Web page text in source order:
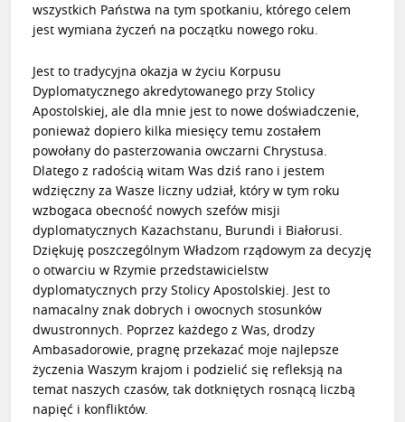
wszystkich Państwa na tym spotkaniu, którego celem
jest wymiana życzeń na początku nowego roku.
Jest to tradycyjna okazja w życiu Korpusu
Dyplomatycznego akredytowanego przy Stolicy
Apostolskiej, ale dla mnie jest to nowe doświadczenie,
ponieważ dopiero kilka miesięcy temu zostałem
powołany do pasterzowania owczarni Chrystusa.
Dlatego z radością witam Was dziś rano i jestem
wdzięczny za Wasze liczny udział, który w tym roku
wzbogaca obecność nowych szefów misji
dyplomatycznych Kazachstanu, Burundi i Białorusi.
Dziękuję poszczególnym Władzom rządowym za decyzję
o otwarciu w Rzymie przedstawicielstw
dyplomatycznych przy Stolicy Apostolskiej. Jest to
namacalny znak dobrych i owocnych stosunków
dwustronnych. Poprzez każdego z Was, drodzy
Ambasadorowie, pragnę przekazać moje najlepsze
życzenia Waszym krajom i podzielić się refleksją na
temat naszych czasów, tak dotkniętych rosnącą liczbą
napięć i konfliktów.